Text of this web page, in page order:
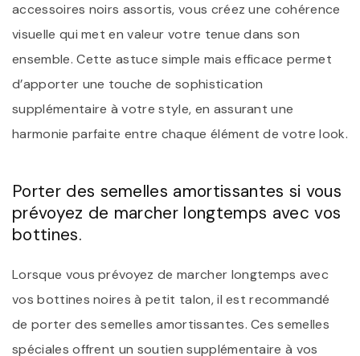
accessoires noirs assortis, vous créez une cohérence
visuelle qui met en valeur votre tenue dans son
ensemble. Cette astuce simple mais efficace permet
d’apporter une touche de sophistication
supplémentaire à votre style, en assurant une
harmonie parfaite entre chaque élément de votre look.
Porter des semelles amortissantes si vous
prévoyez de marcher longtemps avec vos
bottines.
Lorsque vous prévoyez de marcher longtemps avec
vos bottines noires à petit talon, il est recommandé
de porter des semelles amortissantes. Ces semelles
spéciales offrent un soutien supplémentaire à vos